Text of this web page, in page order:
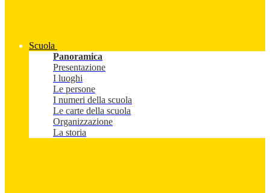
Scuola
Panoramica
Presentazione
I luoghi
Le persone
I numeri della scuola
Le carte della scuola
Organizzazione
La storia